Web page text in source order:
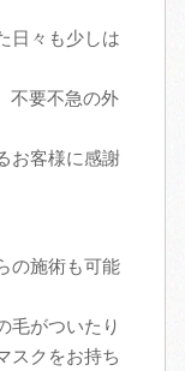
日々も少しは
不要不急の外
お客様に感謝
の施術も可能
毛がついたり
スクをお持ち